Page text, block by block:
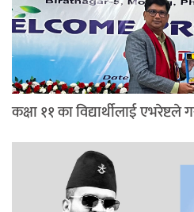
कक्षा ११ का विद्यार्थीलाई एभरेष्टले